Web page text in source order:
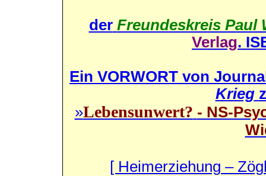
der Freundeskreis Paul
Verlag.
Ein VORWORT von
Krieg
»Lebensunwert? - NS-
[ Heimerziehung –